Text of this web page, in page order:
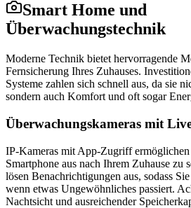
Smart Home und
Überwachungstechnik
Moderne Technik bietet hervorragende
Fernsicherung Ihres Zuhauses.
Systeme zahlen sich schnell aus, da sie
sondern auch Komfort und oft sogar
Überwachungskameras mit
IP-Kameras mit App-Zugriff
Smartphone aus nach Ihrem Zuhause zu
lösen Benachrichtigungen aus, sodass
wenn etwas Ungewöhnliches passiert.
Nachtsicht und ausreichender